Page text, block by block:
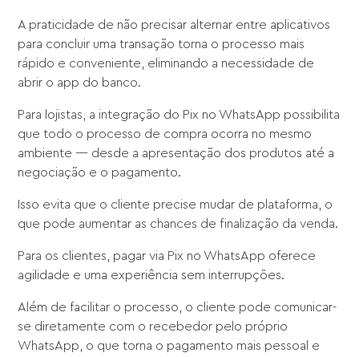
A praticidade de não precisar alternar entre aplicativos
para concluir uma transação torna o processo mais
rápido e conveniente, eliminando a necessidade de
abrir o app do banco.
Para lojistas, a integração do Pix no WhatsApp possibilita
que todo o processo de compra ocorra no mesmo
ambiente — desde a apresentação dos produtos até a
negociação e o pagamento.
Isso evita que o cliente precise mudar de plataforma, o
que pode aumentar as chances de finalização da venda.
Para os clientes, pagar via Pix no WhatsApp oferece
agilidade e uma experiência sem interrupções.
Além de facilitar o processo, o cliente pode comunicar-
se diretamente com o recebedor pelo próprio
WhatsApp, o que torna o pagamento mais pessoal e